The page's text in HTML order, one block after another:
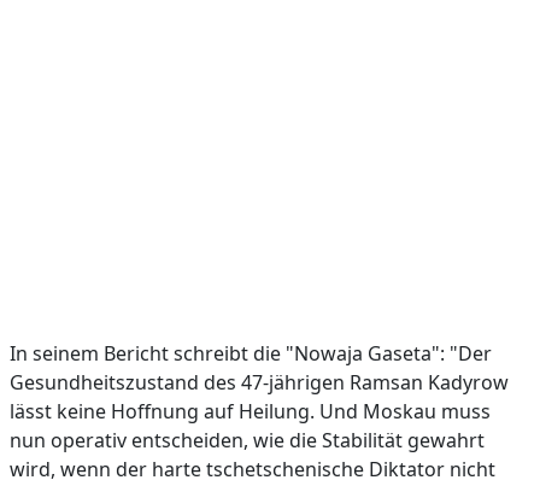
In seinem Bericht schreibt die "Nowaja Gaseta": "Der
Gesundheitszustand des 47-jährigen Ramsan Kadyrow
lässt keine Hoffnung auf Heilung. Und Moskau muss
nun operativ entscheiden, wie die Stabilität gewahrt
wird, wenn der harte tschetschenische Diktator nicht